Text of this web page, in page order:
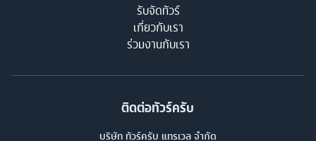
รับจัดทัวร์
เกี่ยวกับเรา
ร่วมงานกับเรา
ติดต่อทัวร์ครับ
บริษัท ทัวร์ครับ แทรเวล จำกัด